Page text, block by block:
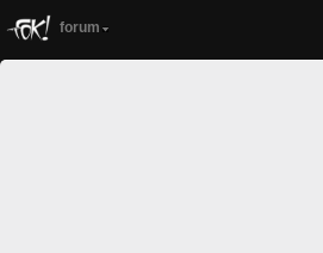
forum